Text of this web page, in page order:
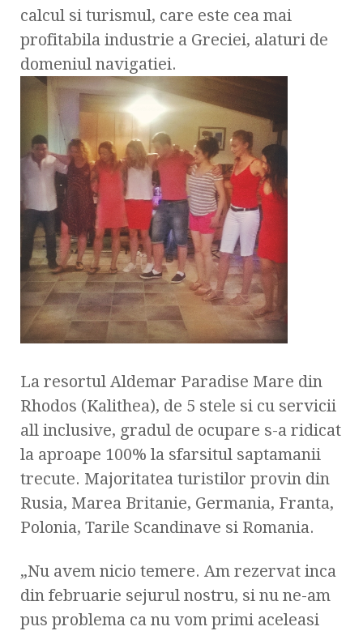
calcul si turismul, care este cea mai
profitabila industrie a Greciei, alaturi de
domeniul navigatiei.
La resortul Aldemar Paradise Mare din
Rhodos (Kalithea), de 5 stele si cu servicii
all inclusive, gradul de ocupare s-a ridicat
la aproape 100% la sfarsitul saptamanii
trecute. Majoritatea turistilor provin din
Rusia, Marea Britanie, Germania, Franta,
Polonia, Tarile Scandinave si Romania.
„Nu avem nicio temere. Am rezervat inca
din februarie sejurul nostru, si nu ne-am
pus problema ca nu vom primi aceleasi